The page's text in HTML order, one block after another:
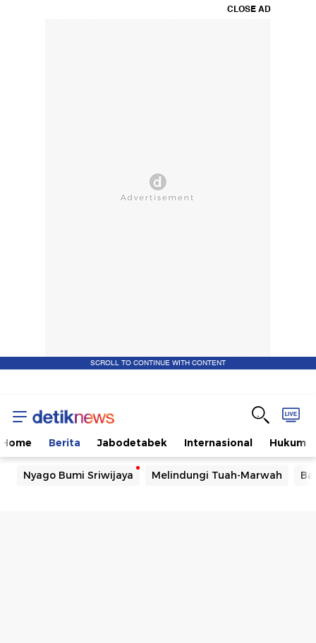
CLOSE AD
SCROLL TO CONTINUE WITH CONTENT
Home Berita Jabodetabek Internasional Hukum
Nyago Bumi Sriwijaya Melindungi Tuah-Marwah